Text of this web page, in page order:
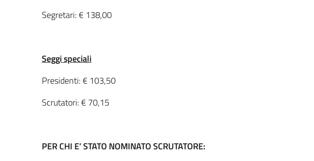
Segretari: € 138,00
Seggi speciali
Presidenti: € 103,50
Scrutatori: € 70,15
PER CHI E’ STATO NOMINATO SCRUTATORE: